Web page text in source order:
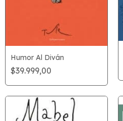
Humor Al Diván
$39.999,00